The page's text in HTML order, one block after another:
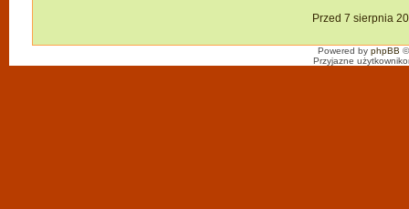
Przed 7 sierpnia
Powered by phpBB
Przyjazne